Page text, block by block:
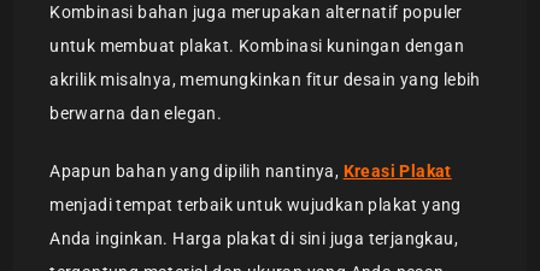
Kombinasi bahan juga merupakan alternatif populer
untuk membuat plakat. Kombinasi kuningan dengan
akrilik misalnya, memungkinkan fitur desain yang lebih
berwarna dan elegan.
Apapun bahan yang dipilih nantinya, Kreasi Plakat
menjadi tempat terbaik untuk wujudkan plakat yang
Anda inginkan. Harga plakat di sini juga terjangkau,